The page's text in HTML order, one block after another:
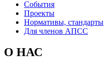
События
Проекты
Нормативы, стандарты
Для членов АПСС
О НАС